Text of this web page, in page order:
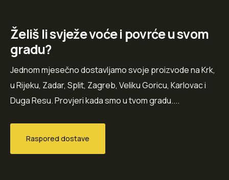
Želiš li svježe voće i povrće u svom
gradu?
Jednom mjesečno dostavljamo svoje proizvode na Krk,
u Rijeku, Zadar, Split, Zagreb, Veliku Goricu, Karlovac i
Duga Resu. Provjeri kada smo u tvom gradu....
Raspored dostave